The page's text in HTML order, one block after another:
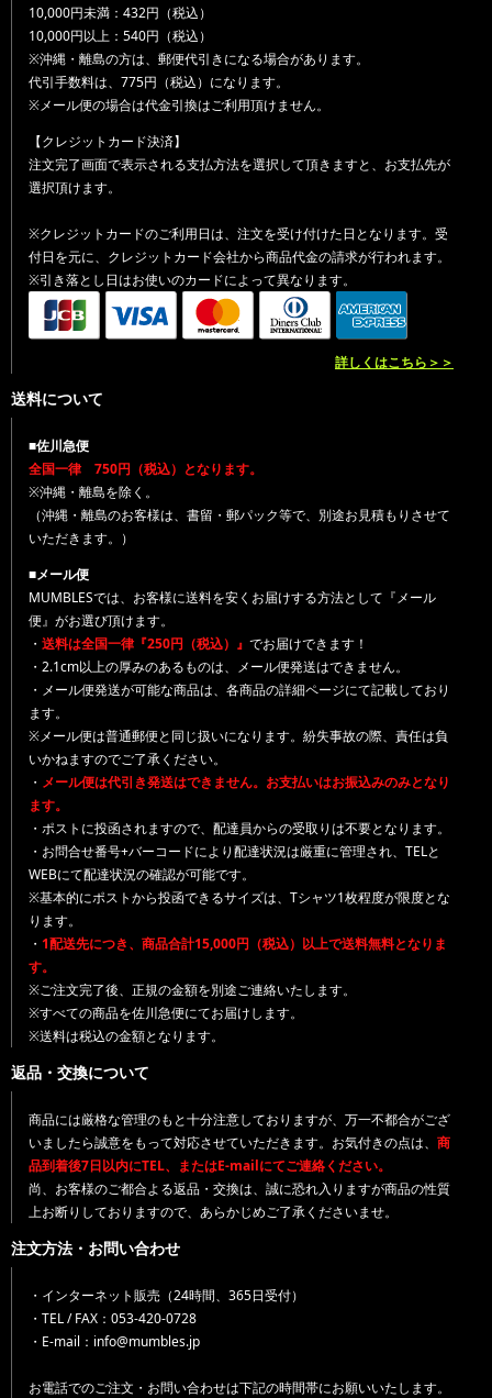
10,000円未満：432円（税込）
10,000円以上：540円（税込）
※沖縄・離島の方は、郵便代引きになる場合があります。
代引手数料は、775円（税込）になります。
※メール便の場合は代金引換はご利用頂けません。
【クレジットカード決済】
注文完了画面で表示される支払方法を選択して頂きますと、お支払先が
選択頂けます。
※クレジットカードのご利用日は、注文を受け付けた日となります。受
付日を元に、クレジットカード会社から商品代金の請求が行われます。
※引き落とし日はお使いのカードによって異なります。
詳しくはこちら＞＞
送料について
■佐川急便
全国一律 750円（税込）となります。
※沖縄・離島を除く。
（沖縄・離島のお客様は、書留・郵パック等で、別途お見積もりさせて
いただきます。）
■メール便
MUMBLESでは、お客様に送料を安くお届けする方法として『メール
便』がお選び頂けます。
・ 送料は全国一律『250円（税込）』 でお届けできます！
・2.1cm以上の厚みのあるものは、メール便発送はできません。
・メール便発送が可能な商品は、各商品の詳細ページにて記載しており
ます。
※メール便は普通郵便と同じ扱いになります。紛失事故の際、責任は負
いかねますのでご了承ください。
・ メール便は代引き発送はできません。お支払いはお振込みのみとなり
ます。
・ポストに投函されますので、配達員からの受取りは不要となります。
・お問合せ番号+バーコードにより配達状況は厳重に管理され、TELと
WEBにて配達状況の確認が可能です。
※基本的にポストから投函できるサイズは、Tシャツ1枚程度が限度とな
ります。
・ 1配送先につき、商品合計15,000円（税込）以上で送料無料となりま
す。
※ご注文完了後、正規の金額を別途ご連絡いたします。
※すべての商品を佐川急便にてお届けします。
※送料は税込の金額となります。
返品・交換について
商品には厳格な管理のもと十分注意しておりますが、万一不都合がござ
いましたら誠意をもって対応させていただきます。お気付きの点は、 商
品到着後7日以内にTEL、またはE-mailにてご連絡ください。
尚、お客様のご都合よる返品・交換は、誠に恐れ入りますが商品の性質
上お断りしておりますので、あらかじめご了承くださいませ。
注文方法・お問い合わせ
・インターネット販売（24時間、365日受付）
・TEL / FAX：053-420-0728
・E-mail：info@mumbles.jp
お電話でのご注文・お問い合わせは下記の時間帯にお願いいたします。